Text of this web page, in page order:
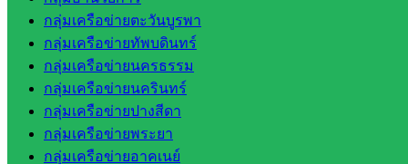
กลุ่มเครือข่ายตะวันบูรพา
กลุ่มเครือข่ายทัพบดินทร์
กลุ่มเครือข่ายนครธรรม
กลุ่มเครือข่ายนครินทร์
กลุ่มเครือข่ายปางสีดา
กลุ่มเครือข่ายพระยา
กลุ่มเครือข่ายอาคเนย์
สำนักงาน
กลุ่
มอำนวย
การ
กลุ่ม